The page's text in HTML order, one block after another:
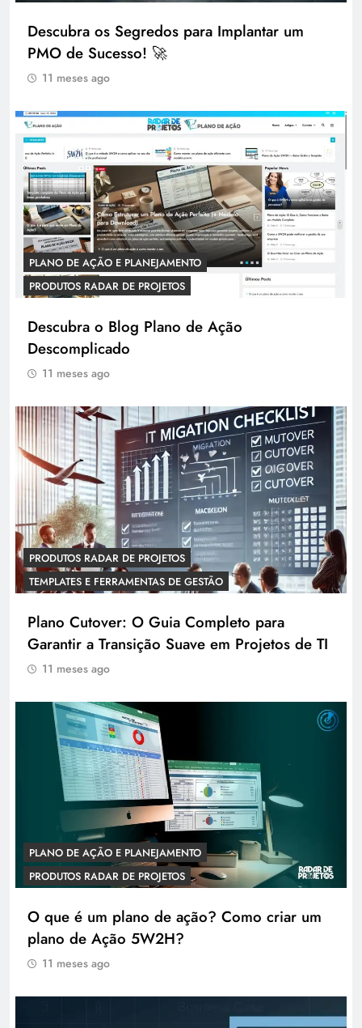
Descubra os Segredos para Implantar um
PMO de Sucesso! 🚀
11 meses ago
PLANO DE AÇÃO E PLANEJAMENTO
PRODUTOS RADAR DE PROJETOS
Descubra o Blog Plano de Ação
Descomplicado
11 meses ago
PRODUTOS RADAR DE PROJETOS
TEMPLATES E FERRAMENTAS DE GESTÃO
Plano Cutover: O Guia Completo para
Garantir a Transição Suave em Projetos de TI
11 meses ago
PLANO DE AÇÃO E PLANEJAMENTO
PRODUTOS RADAR DE PROJETOS
O que é um plano de ação? Como criar um
plano de Ação 5W2H?
11 meses ago